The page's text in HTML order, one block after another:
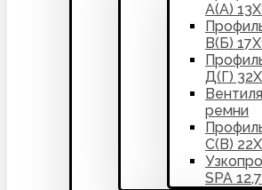
А(А)
В(Б)
Д(Г)
ремни
С(В)
SPA